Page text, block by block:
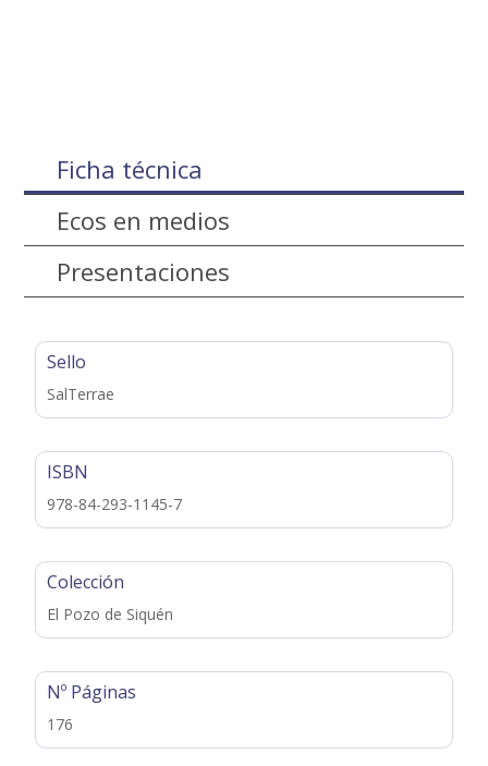
Ficha técnica
Ecos en medios
Presentaciones
Sello
SalTerrae
ISBN
978-84-293-1145-7
Colección
El Pozo de Siquén
Nº Páginas
176